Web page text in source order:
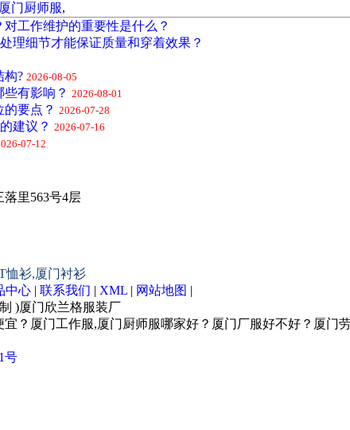
厦门厨师服,
工作维护的重要性是什么？
理细节才能保证质量和穿着效果？
构? 2026-08-05
有影响？ 2026-08-01
要点？ 2026-07-28
建议？ 2026-07-16
07-12
里563号4层
恤衫,厦门衬衫
中心 | 联系我们 | XML | 网站地图 |
)厦门欣兰格服装厂
？厦门工作服,厦门厨师服哪家好？厦门厂服好不好？厦
号